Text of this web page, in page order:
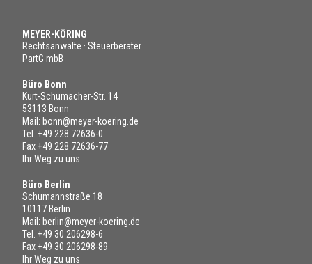
MEYER-KÖRING
Rechtsanwälte · Steuerberater
PartG mbB
Büro Bonn
Kurt-Schumacher-Str. 14
53113 Bonn
Mail: bonn@meyer-koering.de
Tel. +49 228 72636-0
Fax +49 228 72636-77
Ihr Weg zu uns
Büro Berlin
Schumannstraße 18
10117 Berlin
Mail: berlin@meyer-koering.de
Tel. +49 30 206298-6
Fax +49 30 206298-89
Ihr Weg zu uns